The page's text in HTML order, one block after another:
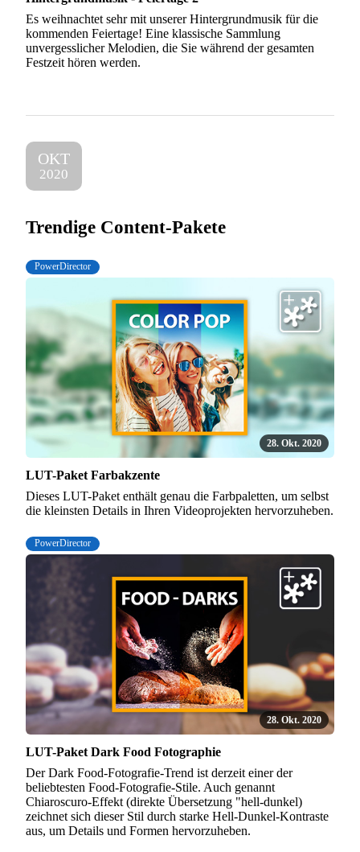
Es weihnachtet sehr mit unserer Hintergrundmusik für die
kommenden Feiertage! Eine klassische Sammlung
unvergesslicher Melodien, die Sie während der gesamten
Festzeit hören werden.
OKT
2020
Trendige Content-Pakete
PowerDirector
28. Okt. 2020
LUT-Paket Farbakzente
Dieses LUT-Paket enthält genau die Farbpaletten, um selbst
die kleinsten Details in Ihren Videoprojekten hervorzuheben.
PowerDirector
28. Okt. 2020
LUT-Paket Dark Food Fotographie
Der Dark Food-Fotografie-Trend ist derzeit einer der
beliebtesten Food-Fotografie-Stile. Auch genannt
Chiaroscuro-Effekt (direkte Übersetzung "hell-dunkel)
zeichnet sich dieser Stil durch starke Hell-Dunkel-Kontraste
aus, um Details und Formen hervorzuheben.